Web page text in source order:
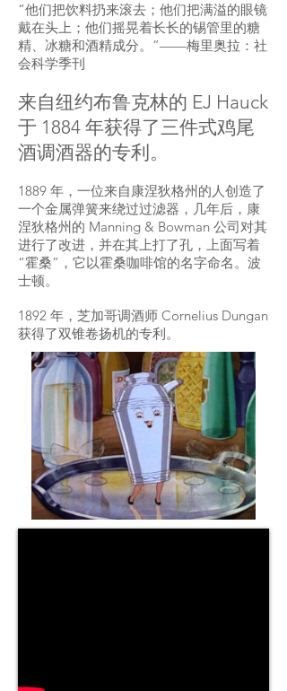
“他们把饮料扔来滚去；他们把满溢的眼镜
戴在头上；他们摇晃着长长的锡管里的糖
精、冰糖和酒精成分。”——梅里奥拉：社
会科学季刊
来自纽约布鲁克林的 EJ Hauck
于 1884 年获得了三件式鸡尾
酒调酒器的专利。
1889 年，一位来自康涅狄格州的人创造了
一个金属弹簧来绕过过滤器，几年后，康
涅狄格州的 Manning & Bowman 公司对其
进行了改进，并在其上打了孔，上面写着
“霍桑”，它以霍桑咖啡馆的名字命名。波
士顿。
1892 年，芝加哥调酒师 Cornelius Dungan
获得了双锥卷扬机的专利。